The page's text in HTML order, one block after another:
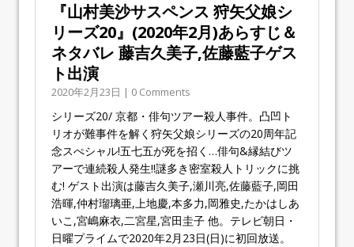
『山村美沙サスペンス 狩矢父娘シ
リーズ20』(2020年2月)あらすじ＆
ネタバレ 藤吉久美子,佐藤藍子ゲス
ト出演
2020年2月23日 | 0 Comments
シリーズ20/ 京都・俳句ツアー殺人事件。凸凹ト
リオが難事件を解く狩矢父娘シリーズの20周年記
念スぺシャル!五七五が死を招く…俳句&縁結びツ
アーで連続殺人発生!!謎多き密室殺人トリックに挑
む! ゲスト出演は藤吉久美子,瀬川亮,佐藤藍子,岡田
浩暉,仲村瑠璃亜,上地慶,本多力,岡雅史,たかはしあ
いこ,宮嶋麻衣,二宮星,宮田圭子 他。テレビ朝日・
日曜プライムで2020年2月23日(日)に初回放送。